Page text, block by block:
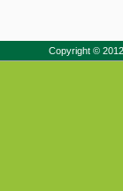
Copyright ©